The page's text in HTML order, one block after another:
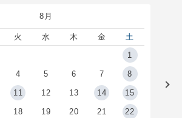
8月
火 水 木 金
土
1
4 5 6 7 8
11 12 13 14 15
18 19 20 21 22